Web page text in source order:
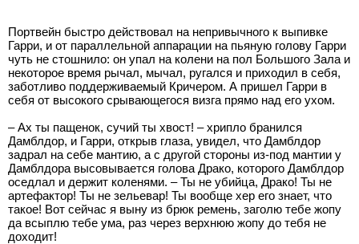
Портвейн быстро действовал на непривычного к выпивке
Гарри, и от параллельной аппарации на пьяную голову Гарри
чуть не стошнило: он упал на колени на пол Большого Зала и
некоторое время рычал, мычал, ругался и приходил в себя,
заботливо поддерживаемый Кричером. А пришел Гарри в
себя от высокого срывающегося визга прямо над его ухом.
– Ах ты пащенок, сучий ты хвост! – хрипло бранился
Дамблдор, и Гарри, открыв глаза, увидел, что Дамблдор
задрал на себе мантию, а с другой стороны из-под мантии у
Дамблдора высовывается голова Драко, которого Дамблдор
оседлал и держит коленями. – Ты не убийца, Драко! Ты не
артефактор! Ты не зельевар! Ты вообще хер его знает, что
такое! Вот сейчас я выну из брюк ремень, заголю тебе жопу
да всыплю тебе ума, раз через верхнюю жопу до тебя не
доходит!